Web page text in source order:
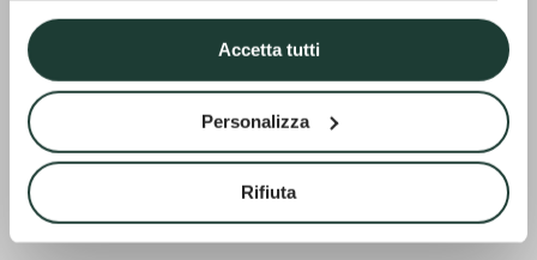
Accetta tutti
Personalizza
Rifiuta